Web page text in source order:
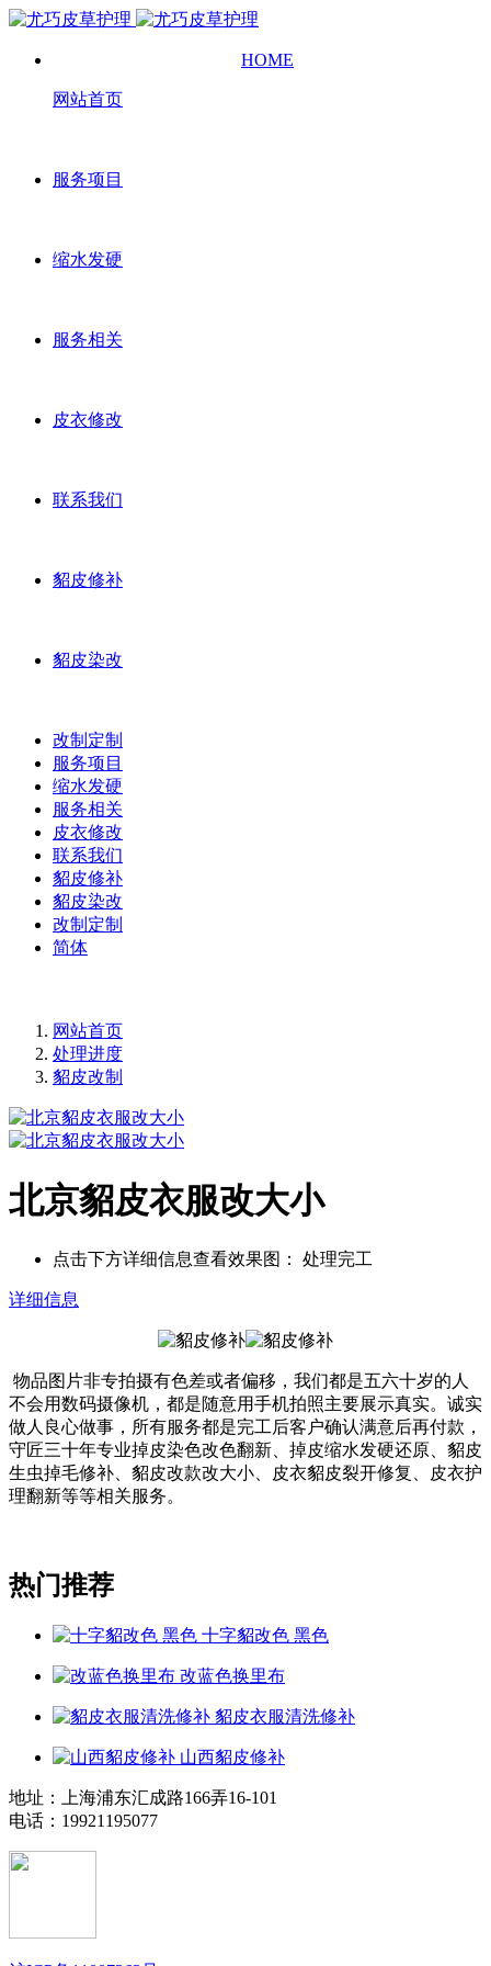
HOME
网站首页
服务项目
缩水发硬
服务相关
皮衣修改
联系我们
貂皮修补
貂皮染改
改制定制
服务项目
缩水发硬
服务相关
皮衣修改
联系我们
貂皮修补
貂皮染改
改制定制
简体
网站首页
处理进度
貂皮改制
北京貂皮衣服改大小
点击下方详细信息查看效果图： 处理完工
详细信息
物品图片非专拍摄有色差或者偏移，我们都是五六十岁的人
不会用数码摄像机，都是随意用手机拍照主要展示真实。诚实
做人良心做事，所有服务都是完工后客户确认满意后再付款，
守匠三十年专业掉皮染色改色翻新、掉皮缩水发硬还原、貂皮
生虫掉毛修补、貂皮改款改大小、皮衣貂皮裂开修复、皮衣护
理翻新等等相关服务。
热门推荐
十字貂改色 黑色
改蓝色换里布
貂皮衣服清洗修补
山西貂皮修补
地址：上海浦东汇成路166弄16-101
电话：19921195077